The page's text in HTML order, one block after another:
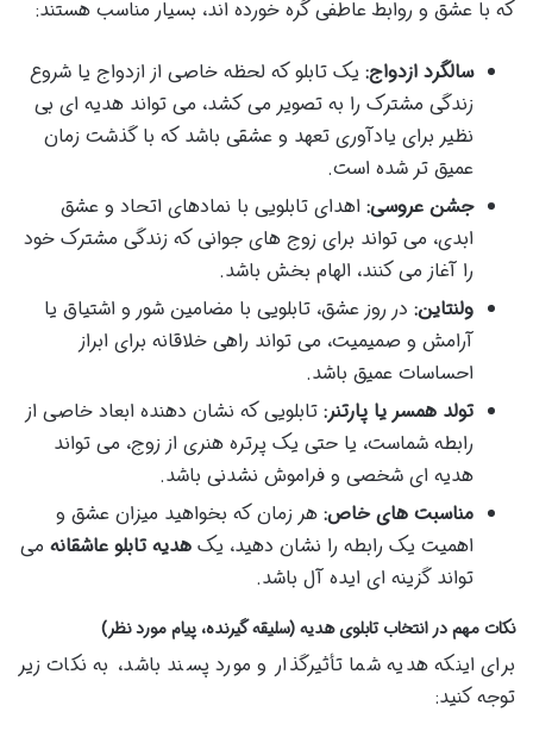
که با عشق و روابط عاطفی گره خورده اند، بسیار مناسب هستند:
سالگرد ازدواج: یک تابلو که لحظه خاصی از ازدواج یا شروع
زندگی مشترک را به تصویر می کشد، می تواند هدیه ای بی
نظیر برای یادآوری تعهد و عشقی باشد که با گذشت زمان
عمیق تر شده است.
جشن عروسی: اهدای تابلویی با نمادهای اتحاد و عشق
ابدی، می تواند برای زوج های جوانی که زندگی مشترک خود
را آغاز می کنند، الهام بخش باشد.
ولنتاین: در روز عشق، تابلویی با مضامین شور و اشتیاق یا
آرامش و صمیمیت، می تواند راهی خلاقانه برای ابراز
احساسات عمیق باشد.
تولد همسر یا پارتنر: تابلویی که نشان دهنده ابعاد خاصی از
رابطه شماست، یا حتی یک پرتره هنری از زوج، می تواند
هدیه ای شخصی و فراموش نشدنی باشد.
مناسبت های خاص: هر زمان که بخواهید میزان عشق و
اهمیت یک رابطه را نشان دهید، یک هدیه تابلو عاشقانه می
تواند گزینه ای ایده آل باشد.
نکات مهم در انتخاب تابلوی هدیه (سلیقه گیرنده، پیام مورد نظر)
برای اینکه هدیه شما تأثیرگذار و مورد پسند باشد، به نکات زیر
توجه کنید: